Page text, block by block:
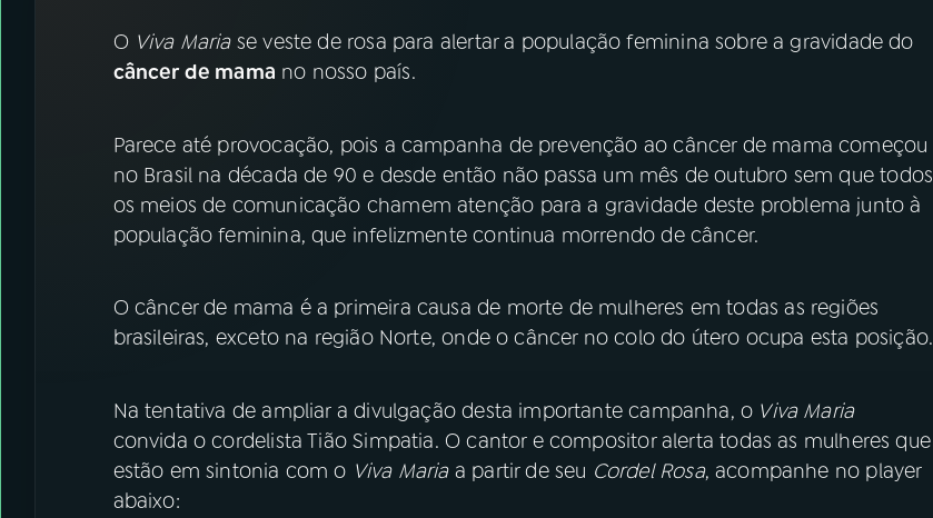
Instagram X
O Viva Mariase veste de rosa para alertar a população feminina sobre a gravidade do
câncer de mama no nosso país.
Parece até provocação, pois a campanha de prevenção ao câncer de mama começou
no Brasil na década de 90 e desde então não passa um mês de outubro sem que todos
os meios de comunicação chamem atenção para a gravidade deste problema junto à
população feminina, que infelizmente continua morrendo de câncer.
O câncer de mama é a primeira causa de morte de mulheres em todas as regiões
brasileiras, exceto na região Norte, onde o câncer no colo do útero ocupa esta posição.
Na tentativa de ampliar a divulgação desta importante campanha, o Viva Maria
convida o cordelista Tião Simpatia. O cantor e compositor alerta todas as mulheres que
estão em sintonia com o Viva Mariaa partir de seu Cordel Rosa, acompanhe no player
abaixo: